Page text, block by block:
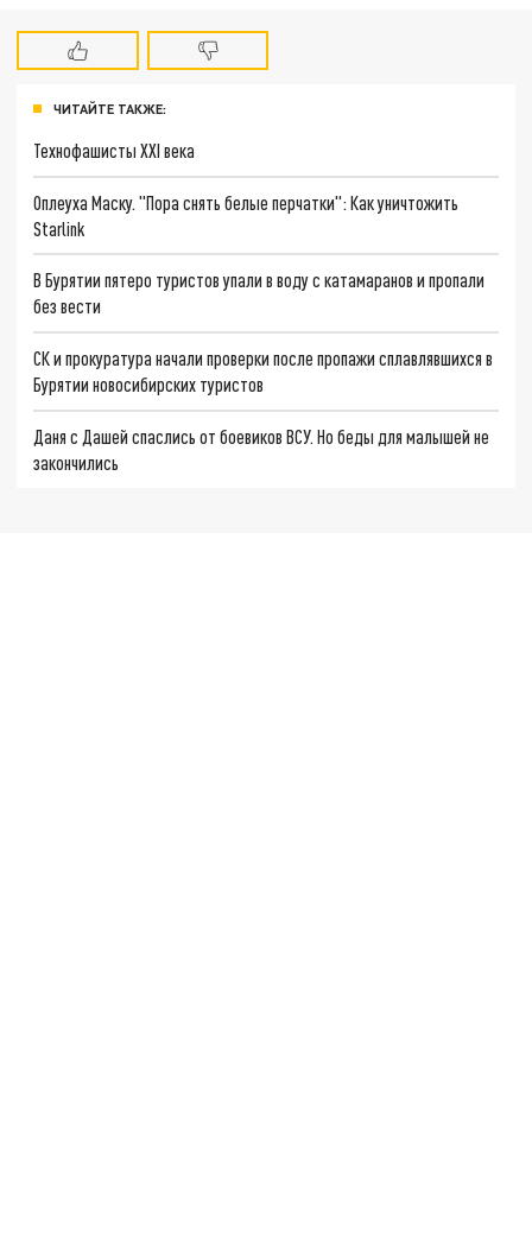
ЧИТАЙТЕ ТАКЖЕ:
Технофашисты XXI века
Оплеуха Маску. "Пора снять белые перчатки": Как уничтожить
Starlink
В Бурятии пятеро туристов упали в воду с катамаранов и пропали
без вести
СК и прокуратура начали проверки после пропажи сплавлявшихся в
Бурятии новосибирских туристов
Даня с Дашей спаслись от боевиков ВСУ. Но беды для малышей не
закончились